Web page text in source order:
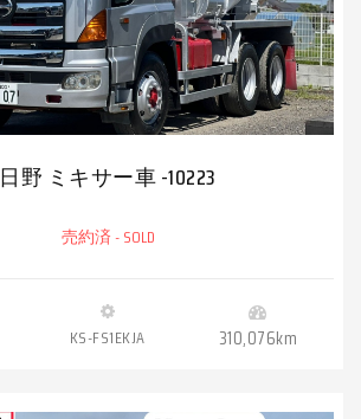
日野 ミキサー車 -10223
売約済 - SOLD
KS-FS1EKJA 310,076km